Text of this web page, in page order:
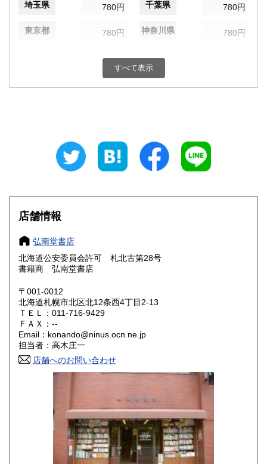
埼玉県 780円 千葉県 780円
東京都 780円 神奈川県 780円
780円 富山県
830円 三重県
大阪府
奈良県
鳥取県 900円 島根県
岡山県
山口県 900円
香川県 愛媛県
高知県 910円
930円
930円 鹿児島県
すべて表示
店舗情報
弘南堂書店
北海道公安委員会許可 札北古第28号
書籍商 弘南堂書店
〒001-0012
北海道札幌市北区北12条西4丁目2-13
ＴＥＬ：011-716-9429
ＦＡＸ：--
Email：konando@ninus.ocn.ne.jp
担当者：高木庄一
店舗へのお問い合わせ